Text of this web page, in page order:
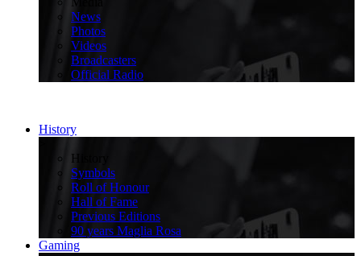
News
Photos
Videos
Broadcasters
Official Radio
History
History
Symbols
Roll of Honour
Hall of Fame
Previous Editions
90 years Maglia Rosa
Gaming